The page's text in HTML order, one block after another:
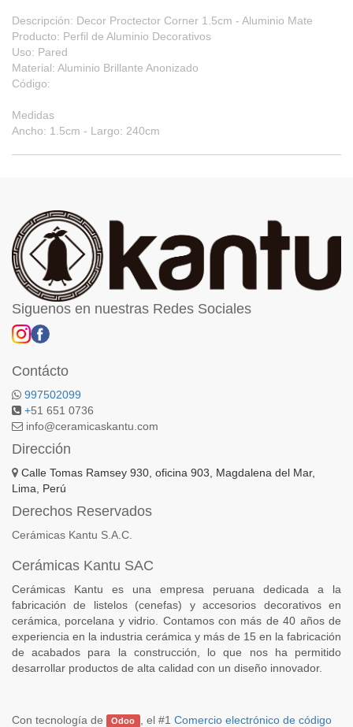
Descripción: Decor Proctector Corner 1.5cm - Aluminio Mate
Producto: Perfil de Aluminio Decorativos
Uso: Pared
Material: Aluminio Brillante Anonizado
Código:
Medidas
Ancho: 1.5cm - Largo: 240cm
Siguenos en nuestras Redes Sociales
Contácto
997502099
+51 651 0736
info@ceramicaskantu.com
Dirección
Calle Tomas Ramsey 930, oficina 903, Magdalena del Mar,
Lima, Perú
Derechos Reservados
Cerámicas Kantu S.A.C.
Cerámicas Kantu SAC
Cerámicas Kantu es una empresa peruana dedicada a la
fabricación de listelos (cenefas) y accesorios decorativos en
cerámica, porcelana y vidrio. Contamos con más de 40 años de
experiencia en la industria cerámica y más de 15 en la fabricación
de acabados para la construcción, lo que nos ha permitido
desarrollar productos de alta calidad con un diseño innovador.
Con tecnología de Odoo , el #1 Comercio electrónico de código